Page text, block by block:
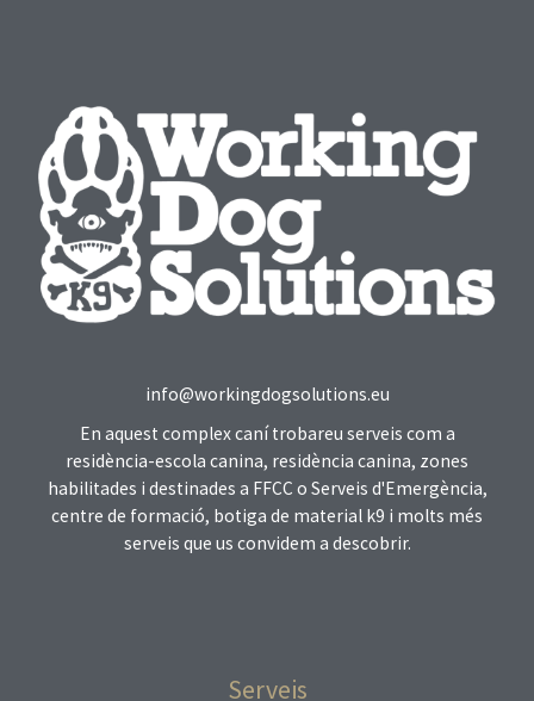
info@workingdogsolutions.eu
En aquest complex caní trobareu serveis com a
residència-escola canina, residència canina, zones
habilitades i destinades a FFCC o Serveis d'Emergència,
centre de formació, botiga de material k9 i molts més
serveis que us convidem a descobrir.
Serveis